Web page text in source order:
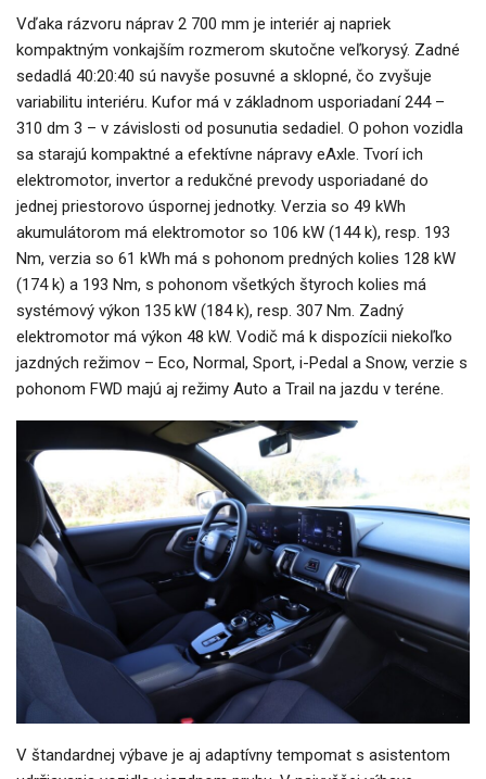
Vďaka rázvoru náprav 2 700 mm je interiér aj napriek
kompaktným vonkajším rozmerom skutočne veľkorysý. Zadné
sedadlá 40:20:40 sú navyše posuvné a sklopné, čo zvyšuje
variabilitu interiéru. Kufor má v základnom usporiadaní 244 –
310 dm 3 – v závislosti od posunutia sedadiel. O pohon vozidla
sa starajú kompaktné a efektívne nápravy eAxle. Tvorí ich
elektromotor, invertor a redukčné prevody usporiadané do
jednej priestorovo úspornej jednotky. Verzia so 49 kWh
akumulátorom má elektromotor so 106 kW (144 k), resp. 193
Nm, verzia so 61 kWh má s pohonom predných kolies 128 kW
(174 k) a 193 Nm, s pohonom všetkých štyroch kolies má
systémový výkon 135 kW (184 k), resp. 307 Nm. Zadný
elektromotor má výkon 48 kW. Vodič má k dispozícii niekoľko
jazdných režimov – Eco, Normal, Sport, i-Pedal a Snow, verzie s
pohonom FWD majú aj režimy Auto a Trail na jazdu v teréne.
V štandardnej výbave je aj adaptívny tempomat s asistentom